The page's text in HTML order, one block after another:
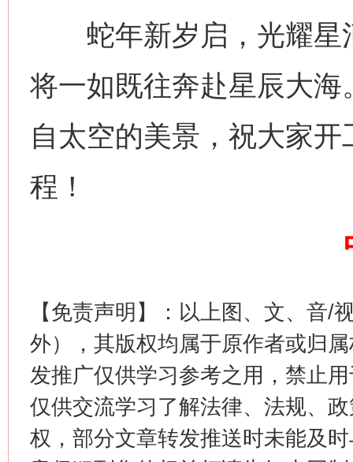
蛇年新岁启，光耀星
将一如既往奔赴星辰大
自太空的美景，祝大家
程！
【免责声明】：以上图、文、音/
外），其版权均属于原作者或归
发推广仅供学习参考之用，禁止
仅供交流学习了解法律、法规、
权，部分文章转发推送时未能及
网上购药对药下症？
这是一记警钟！ 谢